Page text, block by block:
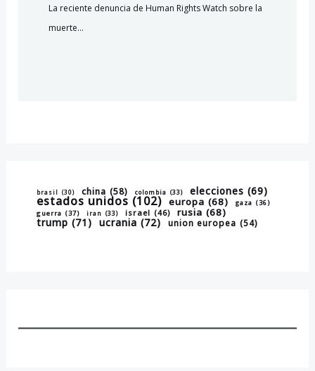
brasil (30) china (58) colombia (33) elecciones (69)
estados unidos (102) europa (68) gaza (36)
guerra (37) iran (33) israel (46) rusia (68)
trump (71) ucrania (72) union europea (54)
La reciente denuncia de Human Rights Watch sobre la
muerte…